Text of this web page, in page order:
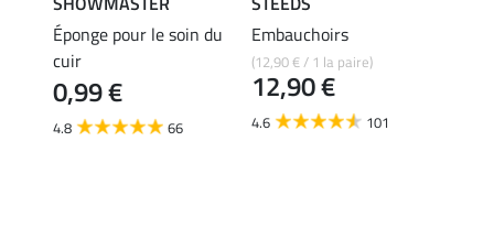
Éponge pour le soin du
cuir
0,99 €
4.8 66
Embauchoirs
(12,90 € / 1 la paire)
12,90 €
4.6 101